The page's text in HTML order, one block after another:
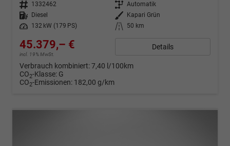
Fahrzeugnr. 1332462 Getriebe Automatik
Kraftstoff
Diesel Außenfarbe
Kapari Grün
Leistung
132 kW (179 PS) Kilometerstand 50 km
45.379,– €
incl. 19% MwSt.
Details
Verbrauch kombiniert:7,40 l/100km
CO2-Klasse: G
CO2-Emissionen: 182,00 g/km